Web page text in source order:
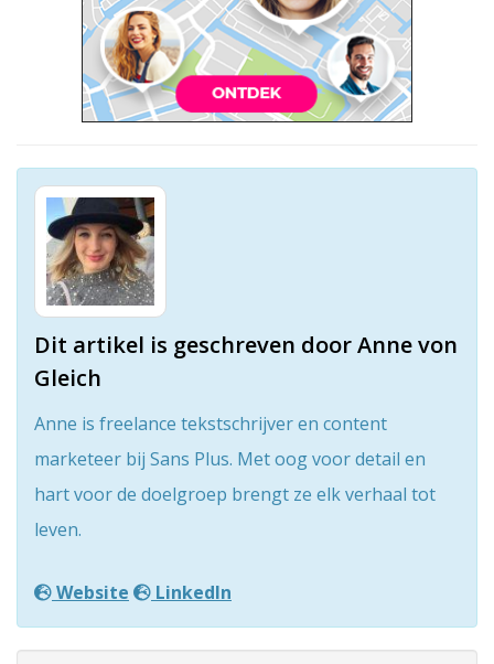
Dit artikel is geschreven door Anne von
Gleich
Anne is freelance tekstschrijver en content
marketeer bij Sans Plus. Met oog voor detail en
hart voor de doelgroep brengt ze elk verhaal tot
leven.
Website LinkedIn